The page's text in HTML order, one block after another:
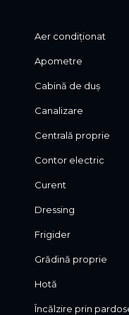
a aerului viciat
* aspirator centralizat
* sistem KNX pentru
temperaturii și draperiilor
* senzori de efracție
* sistem de
Alte beneficii
* 2 locuri de parcare în
* nu se percepe TVA
O proprietate unică,
confort, intimitate și
înalte standarde.
Aer condiționat
Apometre
Cabină de duș
Canalizare
Centrală proprie
Contor electric
Curent
Dressing
Frigider
Grădină proprie
Hotă
Încălzire prin